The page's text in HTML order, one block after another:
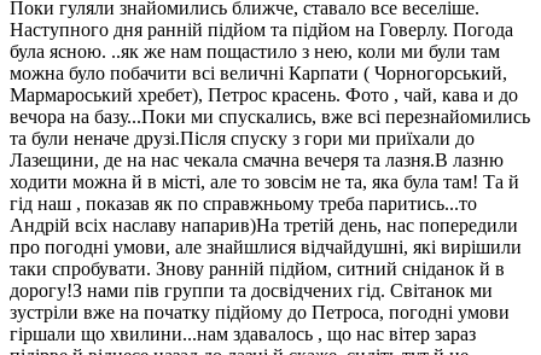
Поки гуляли знайомились ближче, ставало все веселіше.
Наступного дня ранній підйом та підйом на Говерлу. Погода
була ясною. ..як же нам пощастило з нею, коли ми були там
можна було побачити всі величні Карпати ( Чорногорський,
Мармароський хребет), Петрос красень. Фото , чай, кава и до
вечора на базу...Поки ми спускались, вже всі перезнайомились
та були неначе друзі.Після спуску з гори ми приїхали до
Лазещини, де на нас чекала смачна вечеря та лазня.В лазню
ходити можна й в місті, але то зовсім не та, яка була там! Та й
гід наш , показав як по справжньому треба паритись...то
Андрій всіх наславу напарив)На третій день, нас попередили
про погодні умови, але знайшлися відчайдушні, які вирішили
таки спробувати. Знову ранній підйом, ситний сніданок й в
дорогу!З нами пів группи та досвідчених гід. Світанок ми
зустріли вже на початку підйому до Петроса, погодні умови
гіршали що хвилини...нам здавалось , що нас вітер зараз